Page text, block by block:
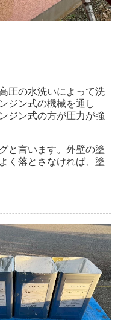
圧の水洗いによって洗
ジン式の機械を通し
ジン式の方が圧力が強
と言います。外壁の塗
く落とさなければ、塗